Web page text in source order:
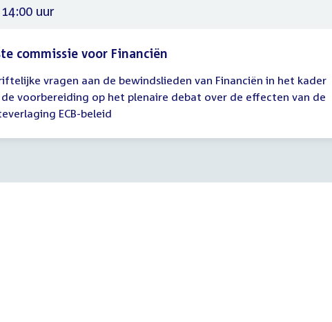
uur
commissie voor Financiën
vragen aan de bewindslieden van Financiën in het kader
voorbereiding op het plenaire debat over de effecten van de
ECB-beleid